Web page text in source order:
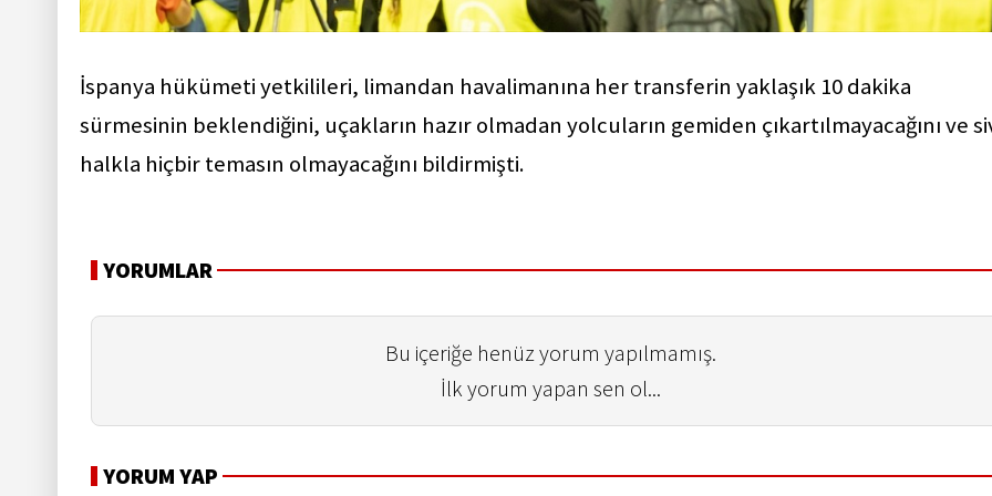
İspanya hükümeti yetkilileri, limandan havalimanına her transferin yaklaşık 10 dakika
sürmesinin beklendiğini, uçakların hazır olmadan yolcuların gemiden çıkartılmayacağını ve
halkla hiçbir temasın olmayacağını bildirmişti.
YORUMLAR
Bu içeriğe henüz yorum yapılmamış.
İlk yorum yapan sen ol...
YORUM YAP